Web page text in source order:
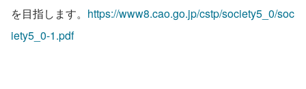
を目指します。 https://www8.cao.go.jp/cstp/society5_0/soc
iety5_0-1.pdf